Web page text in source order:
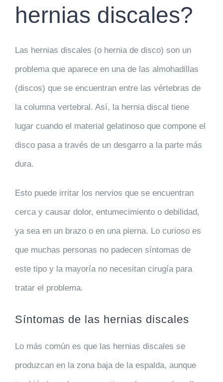
hernias discales?
Las hernias discales (o hernia de disco) son un
problema que aparece en una de las almohadillas
(discos) que se encuentran entre las vértebras de
la columna vertebral. Así, la hernia discal tiene
lugar cuando el material gelatinoso que compone el
disco pasa a través de un desgarro a la parte más
dura.
Esto puede irritar los nervios que se encuentran
cerca y causar dolor, entumecimiento o debilidad,
ya sea en un brazo o en una pierna. Lo curioso es
que muchas personas no padecen síntomas de
este tipo y la mayoría no necesitan cirugía para
tratar el problema.
Síntomas de las hernias discales
Lo más común es que las hernias discales se
produzcan en la zona baja de la espalda, aunque